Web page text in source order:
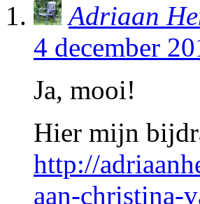
Adriaan
4 december
Ja, mooi!
Hier mijn
http://
aan-christina-